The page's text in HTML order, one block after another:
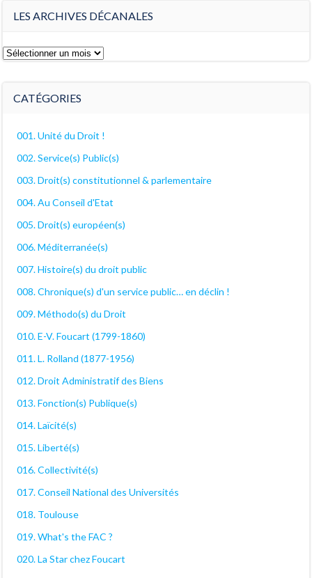
LES ARCHIVES DÉCANALES
Les
CATÉGORIES
001. Unité du Droit !
002. Service(s) Public(s)
003. Droit(s) constitutionnel & parlementaire
004. Au Conseil d'Etat
005. Droit(s) européen(s)
006. Méditerranée(s)
007. Histoire(s) du droit public
008. Chronique(s) d'un service public… en déclin !
009. Méthodo(s) du Droit
010. E-V. Foucart (1799-1860)
011. L. Rolland (1877-1956)
012. Droit Administratif des Biens
013. Fonction(s) Publique(s)
014. Laïcité(s)
015. Liberté(s)
016. Collectivité(s)
017. Conseil National des Universités
018. Toulouse
019. What's the FAC ?
020. La Star chez Foucart